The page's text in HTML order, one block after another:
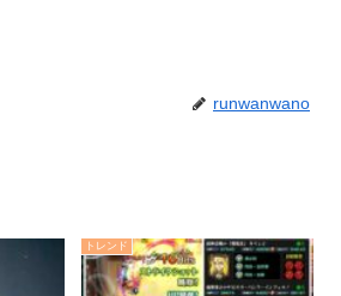
runwanwano
トレンド